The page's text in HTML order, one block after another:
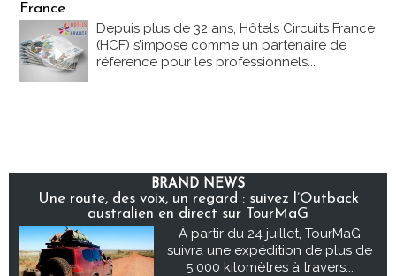
France
Depuis plus de 32 ans, Hôtels Circuits France
(HCF) s’impose comme un partenaire de
référence pour les professionnels...
BRAND NEWS
Une route, des voix, un regard : suivez l’Outback
australien en direct sur TourMaG
À partir du 24 juillet, TourMaG
suivra une expédition de plus de
5 000 kilomètres à travers...